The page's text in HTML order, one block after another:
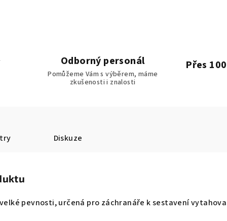
Odborný personál
Pomůžeme Vám s výběrem, máme
zkušenosti i znalosti
Přes
Diskuze
velké pevnosti, určená pro záchranáře k sestavení